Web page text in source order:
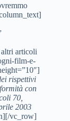
articoli
film-e-
rispettivi
con
70,
2003
vc_row]